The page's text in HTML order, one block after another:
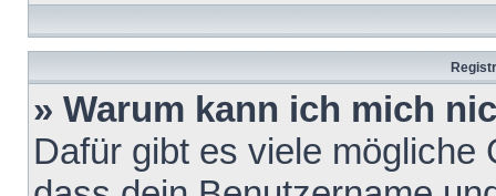
» Warum kann ich mich
Dafür gibt es viele